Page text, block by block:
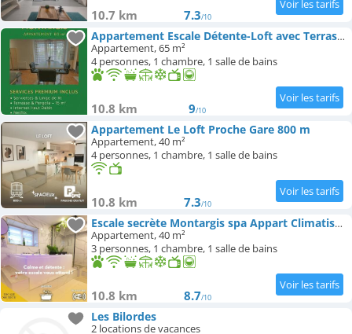
10.7 km 7.3/10
Appartement Escale Détente-Loft avec Terrasse- Parking Montargis
Appartement, 65 m²
4 personnes, 1 chambre, 1 salle de bains
10.8 km 9/10
Appartement Le Loft Proche Gare 800 m
Appartement, 40 m²
4 personnes, 1 chambre, 1 salle de bains
10.8 km 7.3/10
Escale secrète Montargis spa Appart Climatisé Parking gratuit
Appartement, 40 m²
3 personnes, 1 chambre, 1 salle de bains
10.8 km 8.7/10
Les Bilordes
2 locations de vacances